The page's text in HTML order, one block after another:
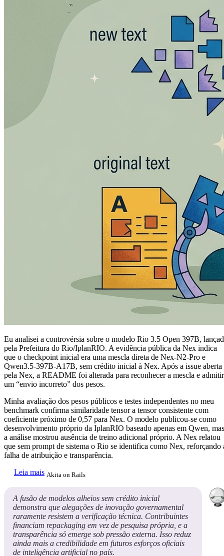
Eu analisei a controvérsia sobre o modelo Rio 3.5 Open 397B,
pela Prefeitura do Rio/IplanRIO. A evidência pública da Nex indica
que o checkpoint inicial era uma mescla direta de Nex-N2-Pro e
Qwen3.5-397B-A17B, sem crédito inicial à Nex. Após a issue aberta
pela Nex, a README foi alterada para reconhecer a mescla e admitir
um “envio incorreto” dos pesos.
Minha avaliação dos pesos públicos e testes independentes no meu
benchmark confirma similaridade tensor a tensor consistente com
coeficiente próximo de 0,57 para Nex. O modelo publicou-se como
desenvolvimento próprio da IplanRIO baseado apenas em Qwen, mas
a análise mostrou ausência de treino adicional próprio. A Nex relatou
que sem prompt de sistema o Rio se identifica como Nex, reforçando
falha de atribuição e transparência.
Leia mais Akita on Rails
A fusão de modelos alheios sem crédito inicial
demonstra que alegações de inovação governamental
raramente resistem a verificação técnica. Contribuintes
financiam repackaging em vez de pesquisa própria, e a
transparência só emerge sob pressão externa. Isso reduz
ainda mais a credibilidade em futuros esforços oficiais
de inteligência artificial no país.